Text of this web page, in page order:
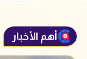
أهم الأخبار